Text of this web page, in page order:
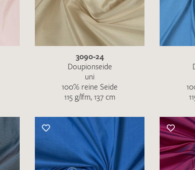
Ich bin damit
3090-24
Doupionseide
uni
100% reine Seide
115 g/lfm, 137 cm